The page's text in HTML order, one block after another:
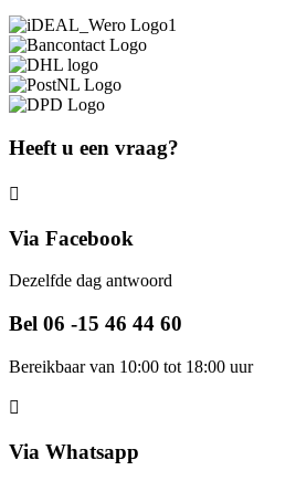
Heeft u een vraag?
Via Facebook
Dezelfde dag antwoord
Bel 06 -15 46 44 60
Bereikbaar van 10:00 tot 18:00 uur
Via Whatsapp